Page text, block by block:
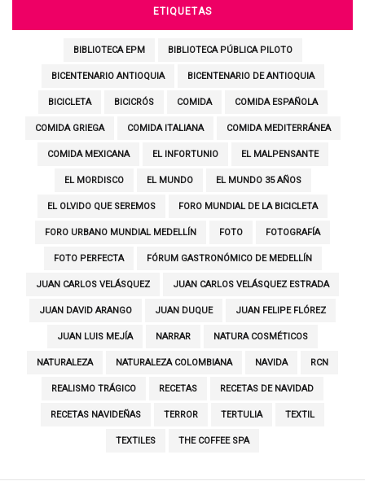
ETIQUETAS
BIBLIOTECA EPM BIBLIOTECA PÚBLICA PILOTO
BICENTENARIO ANTIOQUIA BICENTENARIO DE ANTIOQUIA
BICICLETA BICICRÓS COMIDA COMIDA ESPAÑOLA
COMIDA GRIEGA COMIDA ITALIANA COMIDA MEDITERRÁNEA
COMIDA MEXICANA EL INFORTUNIO EL MALPENSANTE
EL MORDISCO EL MUNDO EL MUNDO 35 AÑOS
EL OLVIDO QUE SEREMOS FORO MUNDIAL DE LA BICICLETA
FORO URBANO MUNDIAL MEDELLÍN FOTO FOTOGRAFÍA
FOTO PERFECTA FÓRUM GASTRONÓMICO DE MEDELLÍN
JUAN CARLOS VELÁSQUEZ JUAN CARLOS VELÁSQUEZ ESTRADA
JUAN DAVID ARANGO JUAN DUQUE JUAN FELIPE FLÓREZ
JUAN LUIS MEJÍA NARRAR NATURA COSMÉTICOS
NATURALEZA NATURALEZA COLOMBIANA NAVIDA RCN
REALISMO TRÁGICO RECETAS RECETAS DE NAVIDAD
RECETAS NAVIDEÑAS TERROR TERTULIA TEXTIL
TEXTILES THE COFFEE SPA